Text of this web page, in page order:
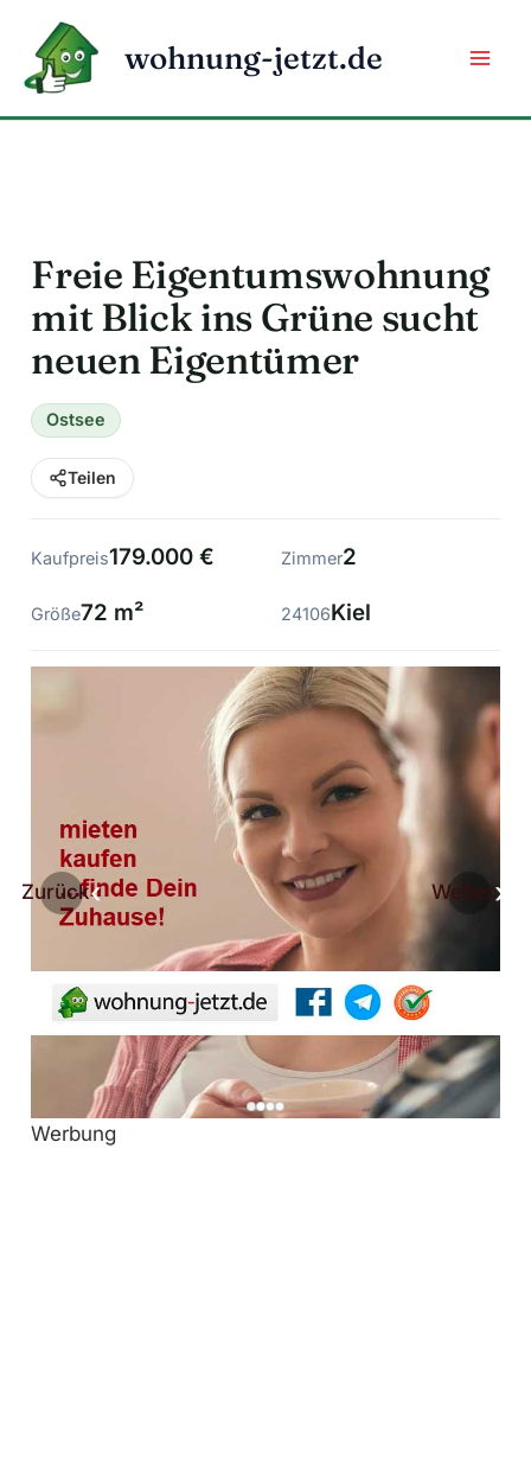
Inhalt
springen
wohnung-jetzt.de
Freie Eigentumswohnung
mit Blick ins Grüne sucht
neuen Eigentümer
Ostsee
Teilen
Kaufpreis179.000 € Zimmer2
Größe72 m² 24106Kiel
Zurück Weiter
Werbung